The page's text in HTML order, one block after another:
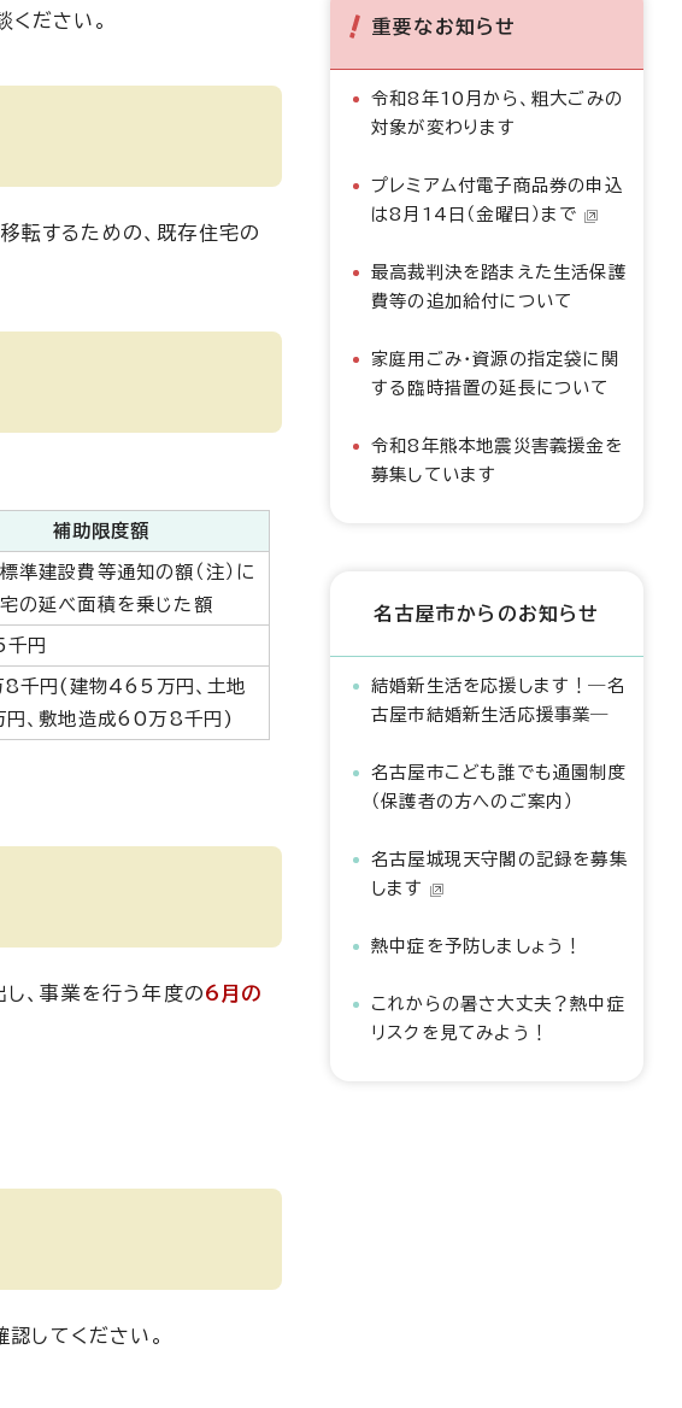
ださい。
転するための、既存住宅の
補助限度額
準建設費等通知の額（注）に
の延べ面積を乗じた額
円
千円(建物465万円、土地
、敷地造成60万8千円)
、事業を行う年度の6月の
してください。
重要なお知らせ
令和8年10月から、粗大ごみの
対象が変わります
プレミアム付電子商品券の申込
は8月14日（金曜日）まで
最高裁判決を踏まえた生活保護
費等の追加給付について
家庭用ごみ・資源の指定袋に関
する臨時措置の延長について
令和8年熊本地震災害義援金を
募集しています
名古屋市からのお知らせ
結婚新生活を応援します！―名
古屋市結婚新生活応援事業―
名古屋市こども誰でも通園制度
（保護者の方へのご案内）
名古屋城現天守閣の記録を募集
します
熱中症を予防しましょう！
これからの暑さ大丈夫？熱中症
リスクを見てみよう！